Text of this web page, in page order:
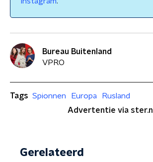
Bureau Buitenland
VPRO
Tags Spionnen Europa
Rusland
Advertentie via ster.nl
Gerelateerd